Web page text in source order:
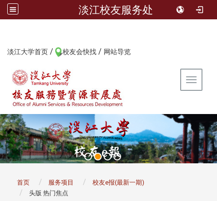
淡江校友服务处
淡江大学首页 / 校友会快找 / 网站导览
Toggle
首页 服务项目
校友e报(最新一期)
头版 热门焦点